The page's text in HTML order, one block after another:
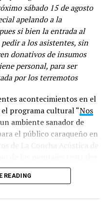
las salas de cine a nivel
sábado 15 de agosto
apelando a la
si bien la entrada al
a los asistentes, sin
donativos de insumos
personal, para ser
por los terremotos
acontecimientos en el
programa cultural “Nos
ambiente sanador de
el público caraqueño en
de La Concha Acústica de
años, la comedia
conyugal”
, original del
READING